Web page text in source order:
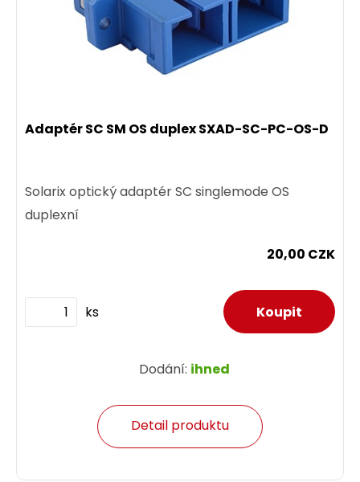
Adaptér SC SM OS duplex SXAD-SC-PC-OS-D
Solarix optický adaptér SC singlemode OS
duplexní
20,00 CZK
ks
Dodání: ihned
Detail produktu